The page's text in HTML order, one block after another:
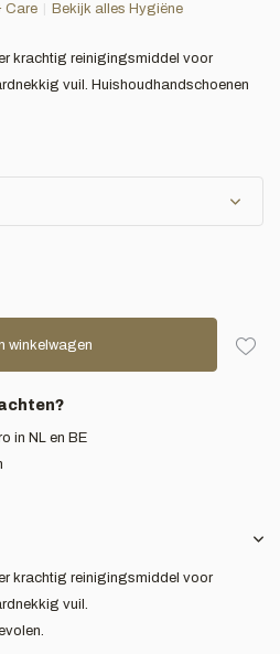
Care Bekijk alles Hygiëne
krachtig reinigingsmiddel voor
vuil. Huishoudhandschoenen
winkelwagen
in NL en BE
krachtig reinigingsmiddel voor
vuil.